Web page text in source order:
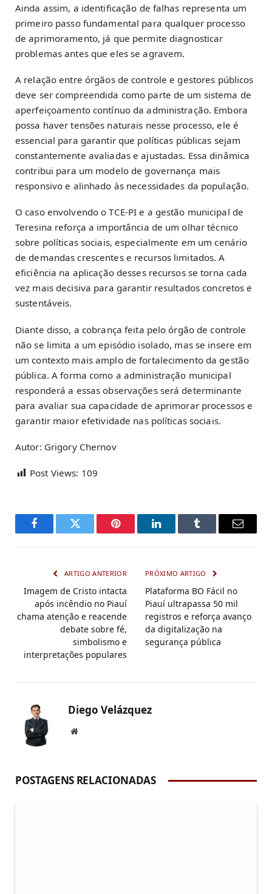
Ainda assim, a identificação de falhas representa um
primeiro passo fundamental para qualquer processo
de aprimoramento, já que permite diagnosticar
problemas antes que eles se agravem.
A relação entre órgãos de controle e gestores públicos
deve ser compreendida como parte de um sistema de
aperfeiçoamento contínuo da administração. Embora
possa haver tensões naturais nesse processo, ele é
essencial para garantir que políticas públicas sejam
constantemente avaliadas e ajustadas. Essa dinâmica
contribui para um modelo de governança mais
responsivo e alinhado às necessidades da população.
O caso envolvendo o TCE-PI e a gestão municipal de
Teresina reforça a importância de um olhar técnico
sobre políticas sociais, especialmente em um cenário
de demandas crescentes e recursos limitados. A
eficiência na aplicação desses recursos se torna cada
vez mais decisiva para garantir resultados concretos e
sustentáveis.
Diante disso, a cobrança feita pelo órgão de controle
não se limita a um episódio isolado, mas se insere em
um contexto mais amplo de fortalecimento da gestão
pública. A forma como a administração municipal
responderá a essas observações será determinante
para avaliar sua capacidade de aprimorar processos e
garantir maior efetividade nas políticas sociais.
Autor: Grigory Chernov
Post Views: 109
FacebookTwitter Pinterest LinkedInTumblr Email
ARTIGO ANTERIOR
Imagem de Cristo intacta
após incêndio no Piauí
chama atenção e reacende
debate sobre fé,
simbolismo e
interpretações populares
PRÓXIMO ARTIGO
Plataforma BO Fácil no
Piauí ultrapassa 50 mil
registros e reforça avanço
da digitalização na
segurança pública
Diego Velázquez
Website
POSTAGENS RELACIONADAS